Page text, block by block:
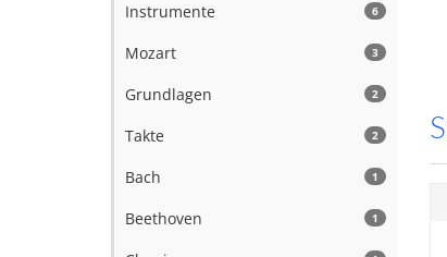
6
Instrumente
3
Mozart
2
Grundlagen
2
Takte
1
Bach
1
Beethoven